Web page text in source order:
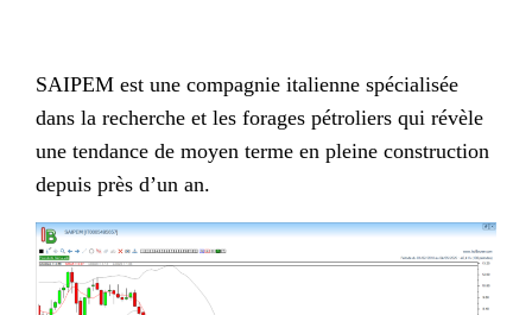
SAIPEM est une compagnie italienne spécialisée
dans la recherche et les forages pétroliers qui révèle
une tendance de moyen terme en pleine construction
depuis près d’un an.